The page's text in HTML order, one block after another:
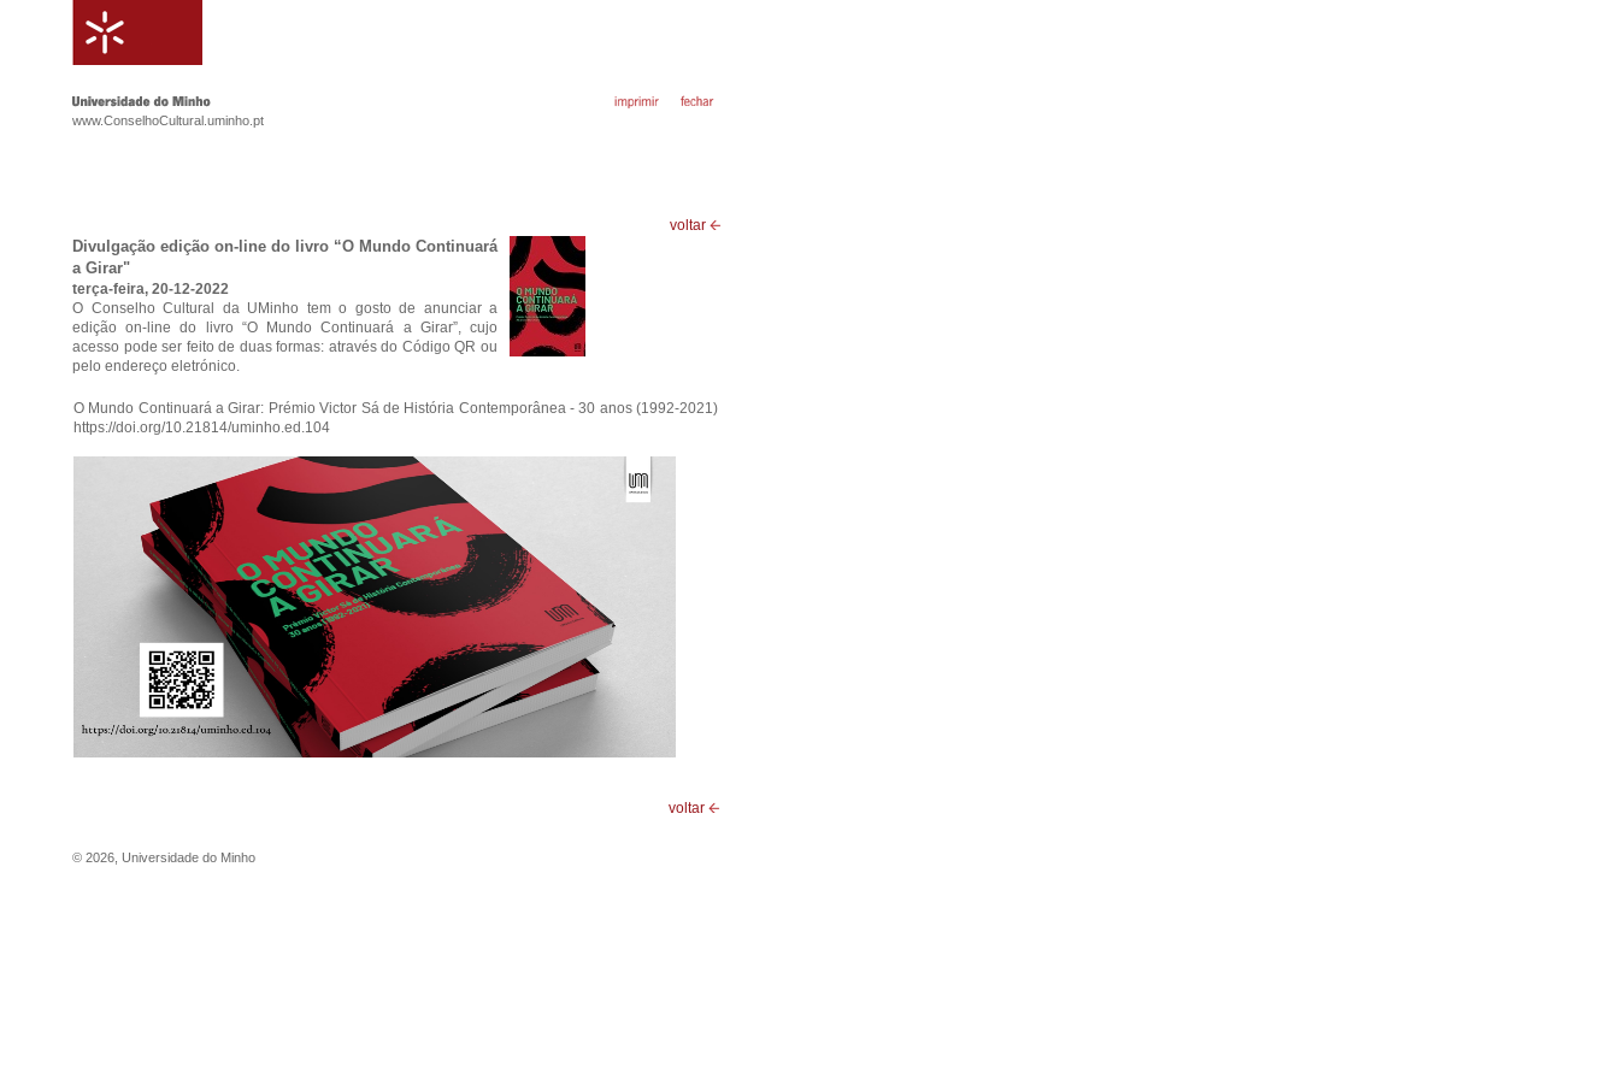
www.ConselhoCultural.uminho.pt
voltar
Divulgação edição on-line do livro “O Mundo Continuará
a Girar"
terça-feira, 20-12-2022
O Conselho Cultural da UMinho tem o gosto de anunciar a
edição on-line do livro “O Mundo Continuará a Girar”, cujo
acesso pode ser feito de duas formas: através do Código QR ou
pelo endereço eletrónico.
O Mundo Continuará a Girar: Prémio Victor Sá de História Contemporânea - 30 anos (1992-2021)
https://doi.org/10.21814/uminho.ed.104
voltar
© 2026 Universidade do Minho